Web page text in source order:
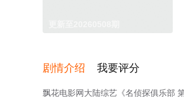
剧情介绍 我要评分
飘花电影网大陆综艺《名侦探俱乐部